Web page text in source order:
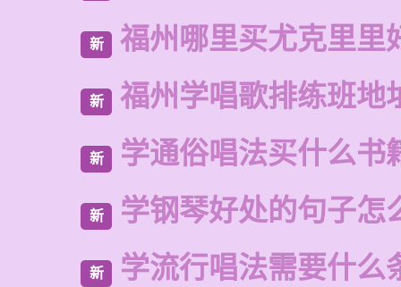
新 福州哪里买尤克里里
新 福州学唱歌排练班地
新 学通俗唱法买什么书
新 学钢琴好处的句子怎
新 学流行唱法需要什么